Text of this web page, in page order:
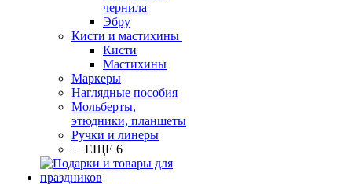
чернила
Эбру
Кисти и мастихины
Кисти
Мастихины
Маркеры
Наглядные пособия
Мольберты,
этюдники, планшеты
Ручки и линеры
+ ЕЩЕ 6